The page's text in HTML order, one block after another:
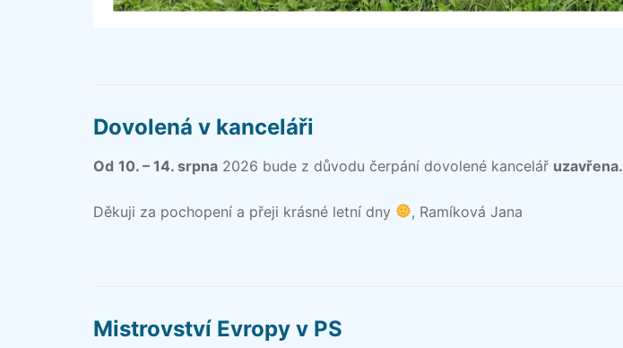
Dovolená v kanceláři
Od 10. – 14. srpna 2026 bude z důvodu čerpání dovolené kancelář uzavřena.
Děkuji za pochopení a přeji krásné letní dny , Ramíková Jana
Mistrovství Evropy v PS